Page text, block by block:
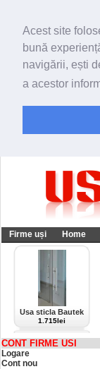
Acest site
bună
navigării, ești
a acestor
Firme uși Home
Usa sticla Bautek
1.715lei
CONT FIRME USI
Logare
Cont nou